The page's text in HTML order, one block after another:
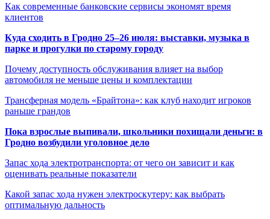
Как современные банковские сервисы экономят время
клиентов
Куда сходить в Гродно 25–26 июля: выставки, музыка в
парке и прогулки по старому городу
Почему доступность обслуживания влияет на выбор
автомобиля не меньше цены и комплектации
Трансферная модель «Брайтона»: как клуб находит игроков
раньше грандов
Пока взрослые выпивали, школьники похищали деньги: в
Гродно возбудили уголовное дело
Запас хода электротранспорта: от чего он зависит и как
оценивать реальные показатели
Какой запас хода нужен электроскутеру: как выбрать
оптимальную дальность